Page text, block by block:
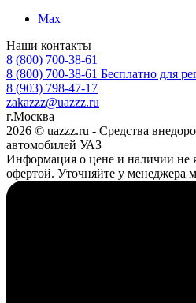
Max
Наши контакты
8 (800) 700-38-61
8 (800) 700-38-61 Бесплатно для
8 (903) 798-47-17
zakazzz@uazzz.ru
г.Москва
2026 © uazzz.ru - Средства
автомобилей УАЗ
Информация о цене и наличии не
офертой. Уточняйте у менеджера